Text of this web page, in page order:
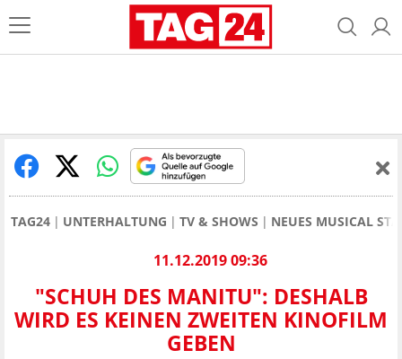
TAG24 UNTERHALTUNG TV & SHOWS NEUES MUSICAL
11.12.2019 09:36
"SCHUH DES MANITU": DESHALB
WIRD ES KEINEN ZWEITEN KINOFILM
GEBEN